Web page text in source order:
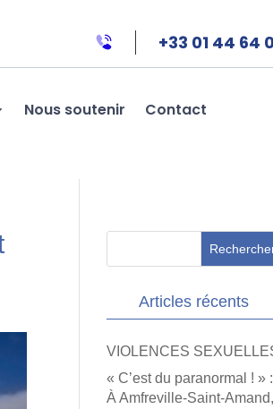
+33 01 44 64
Nous soutenir Contact
Articles récents
VIOLENCES
« C’est du paranormal ! » :
À Amfreville-Saint-Amand,